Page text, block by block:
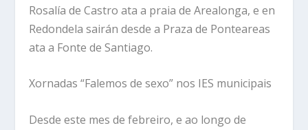
Rosalía de Castro ata a praia de Arealonga, e en
Redondela sairán desde a Praza de Ponteareas
ata a Fonte de Santiago.
Xornadas “Falemos de sexo” nos IES municipais
Desde este mes de febreiro, e ao longo de